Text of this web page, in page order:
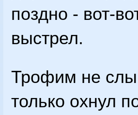
поздно - вот-
выстрел.
Трофим не
только охнул